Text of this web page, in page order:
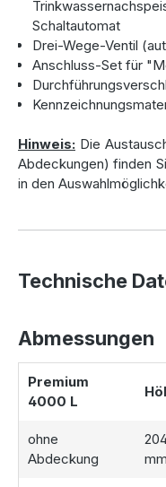
10 m
Ansaugfilter:
Diese Lösung ist
zuverlässig
Ansaugfilter +
Perfekt für
Pumpe im Tank
Beide Varianten
steuert. Sollte der
das System
Zubehör
Der Lieferumfang der
ist auf eine effiziente
Schaltautomat
Drei-Wege-Ventil
Anschluss-Set für
Hinweis: Die
Abdeckungen) finden
in den
Technische
Abmessungen
Premium
4000 L
ohne
Abdeckung
mm